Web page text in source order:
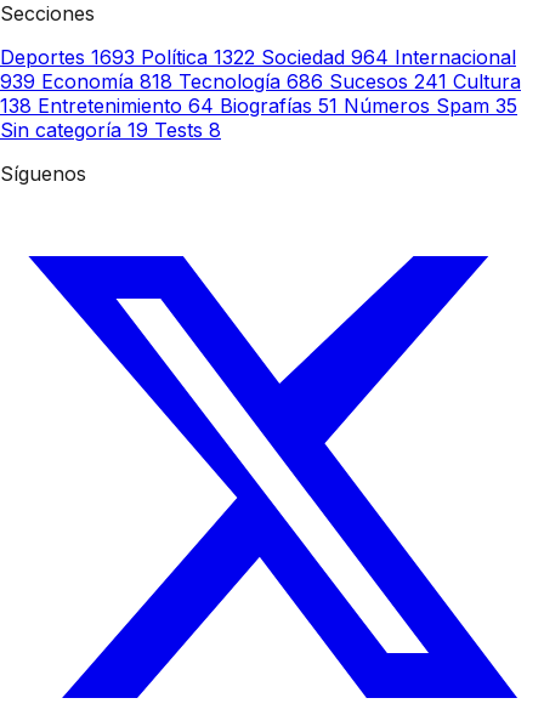
Secciones
Deportes 1693 Política 1322 Sociedad 964 Internacional
939 Economía 818 Tecnología 686 Sucesos 241 Cultura
138 Entretenimiento 64 Biografías 51 Números Spam 35
Sin categoría 19 Tests 8
Síguenos